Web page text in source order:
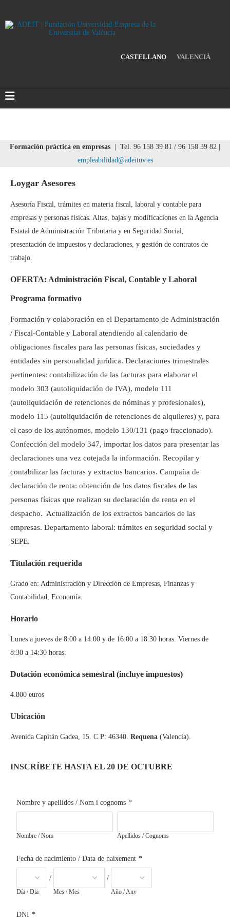
CASTELLANO VALENCIÀ
Formación práctica en empresas | Tel. 96 158 39 81 / 96 158 39 82 |
empleabilidad@adeituv.es
Loygar Asesores
Asesoría Fiscal, trámites en materia fiscal, laboral y contable para
empresas y personas físicas. Altas, bajas y modificaciones en la Agencia
Estatal de Administración Tributaria y en Seguridad Social,
presentación de impuestos y declaraciones, y gestión de contratos de
trabajo.
OFERTA: Administración Fiscal, Contable y Laboral
Programa formativo
Formación y colaboración en el Departamento de Administración
/ Fiscal-Contable y Laboral atendiendo al calendario de
obligaciones fiscales para las personas físicas, sociedades y
entidades sin personalidad jurídica. Declaraciones trimestrales
pertinentes: contabilización de las facturas para elaborar el
modelo 303 (autoliquidación de IVA), modelo 111
(autoliquidación de retenciones de nóminas y profesionales),
modelo 115 (autoliquidación de retenciones de alquileres) y, para
el caso de los autónomos, modelo 130/131 (pago fraccionado).
Confección del modelo 347, importar los datos para presentar las
declaraciones una vez cotejada la información. Recopilar y
contabilizar las facturas y extractos bancarios. Campaña de
declaración de renta: obtención de los datos fiscales de las
personas físicas que realizan su declaración de renta en el
despacho. Actualización de los extractos bancarios de las
empresas. Departamento laboral: trámites en seguridad social y
SEPE.
Titulación requerida
Grado en: Administración y Dirección de Empresas, Finanzas y
Contabilidad, Economía.
Horario
Lunes a jueves de 8:00 a 14:00 y de 16:00 a 18:30 horas. Viernes de
8:30 a 14:30 horas.
Dotación económica semestral (incluye impuestos)
4.800 euros
Ubicación
Avenida Capitán Gadea, 15. C.P: 46340. Requena (Valencia).
INSCRÍBETE HASTA EL 20 DE OCTUBRE
Nombre y apellidos / Nom i cognoms *
Nombre / Nom Apellidos / Cognoms
Fecha de nacimiento / Data de naixement *
Día / Dia
/
Mes / Mes
/
Año / Any
DNI *